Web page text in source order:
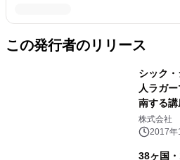
この発行者のリリース
シック
人ラガ
南する
株式会社
2017年
38ヶ国